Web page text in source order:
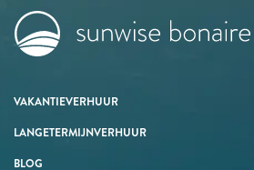
VAKANTIEVERHUUR
LANGETERMIJNVERHUUR
BLOG